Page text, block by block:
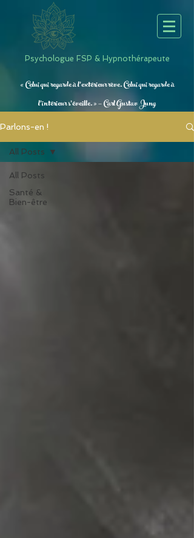
Psychologue FSP & Hypnothérapeute
« Celui qui regarde à l’extérieur rêve. Celui qui regarde à
l’intérieur s’éveille. » — Carl Gustav Jung
Parlons-en !
All Posts
Santé &
Bien-être
All Posts